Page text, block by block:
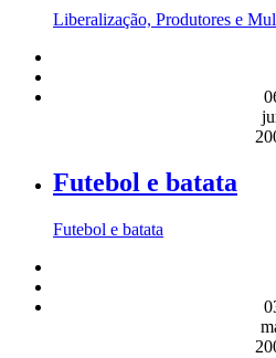
Liberalização, Produtores e
Futebol e batata
Futebol e batata